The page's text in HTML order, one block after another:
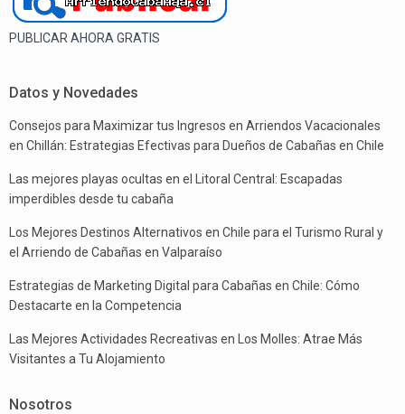
PUBLICAR AHORA GRATIS
Datos y Novedades
Consejos para Maximizar tus Ingresos en Arriendos Vacacionales
en Chillán: Estrategias Efectivas para Dueños de Cabañas en Chile
Las mejores playas ocultas en el Litoral Central: Escapadas
imperdibles desde tu cabaña
Los Mejores Destinos Alternativos en Chile para el Turismo Rural y
el Arriendo de Cabañas en Valparaíso
Estrategias de Marketing Digital para Cabañas en Chile: Cómo
Destacarte en la Competencia
Las Mejores Actividades Recreativas en Los Molles: Atrae Más
Visitantes a Tu Alojamiento
Nosotros